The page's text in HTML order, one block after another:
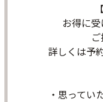
お得に
詳しくは予
・思ってい